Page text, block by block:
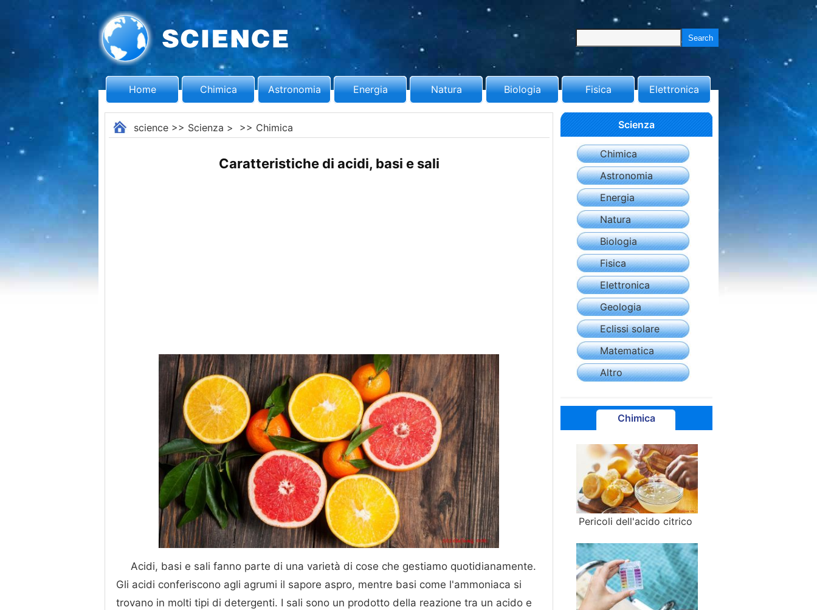
Home Chimica Astronomia Energia Natura Biologia Fisica Elettronica
science>> Scienza > >> Chimica
Caratteristiche di acidi, basi e sali
Acidi, basi e sali fanno parte di una varietà di cose che gestiamo quotidianamente.
Gli acidi conferiscono agli agrumi il sapore aspro, mentre basi come l'ammoniaca si
trovano in molti tipi di detergenti. I sali sono un prodotto della reazione tra un acido e
Scienza
Chimica
Astronomia
Energia
Natura
Biologia
Fisica
Elettronica
Geologia
Eclissi solare
Matematica
Altro
Chimica
Pericoli dell'acido citrico